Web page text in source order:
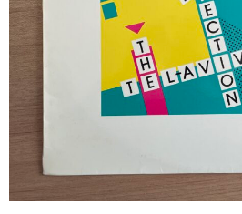
New Arrivals
GG RECORD （当店のレーベル）
JAZZ-US
BLUE NOTE